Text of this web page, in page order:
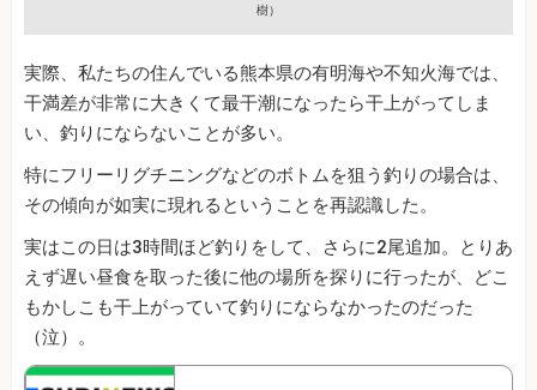
樹）
実際、私たちの住んでいる熊本県の有明海や不知火海では、
干満差が非常に大きくて最干潮になったら干上がってしま
い、釣りにならないことが多い。
特にフリーリグチニングなどのボトムを狙う釣りの場合は、
その傾向が如実に現れるということを再認識した。
実はこの日は3時間ほど釣りをして、さらに2尾追加。とりあ
えず遅い昼食を取った後に他の場所を探りに行ったが、どこ
もかしこも干上がっていて釣りにならなかったのだった
（泣）。